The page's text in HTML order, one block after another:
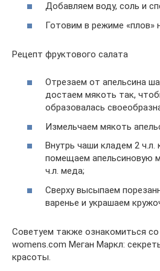
Добавляем воду, соль и
Готовим в режиме «плов»
Рецепт фруктового салата
Отрезаем от апельсина
достаем мякоть так,
образовалась
Измельчаем мякоть
Внутрь чаши кладем 2 ч.л.
помещаем апельсиновую
ч.л. меда;
Сверху высыпаем
варенье и украшаем
Советуем также ознакомиться со
womens.com Меган Маркл:
красоты.